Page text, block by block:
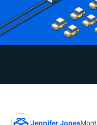
Jennifer Jones